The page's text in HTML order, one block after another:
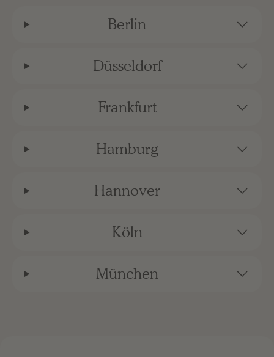
Berlin
Düsseldorf
Frankfurt
Hamburg
Hannover
Köln
München